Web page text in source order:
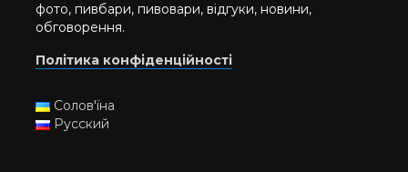
фото, пивбари, пивовари, відгуки, новини,
обговорення.
Політика конфіденційності
Солов'їна
Русский